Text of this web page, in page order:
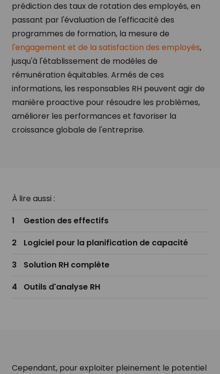
prédiction des taux de rotation des employés, en
passant par l'évaluation de l'efficacité des
programmes de formation, la mesure de
l'engagement et de la satisfaction des employés,
jusqu'à l'établissement de modèles de
rémunération équitables. Armés de ces
informations, les responsables RH peuvent agir de
manière proactive pour résoudre les problèmes,
améliorer les performances et favoriser la
croissance globale de l'entreprise.
À lire aussi :
Gestion des effectifs
Logiciel pour la planification de capacité​
Solution RH complète​
Outils d'analyse RH​
Cependant, pour exploiter pleinement le potentiel